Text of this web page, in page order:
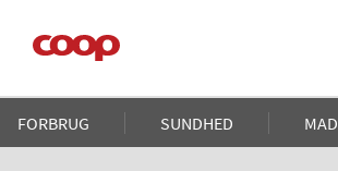
hovedindhold
Main
navigation
FORBRUG SUNDHED MAD
Brødkrumme